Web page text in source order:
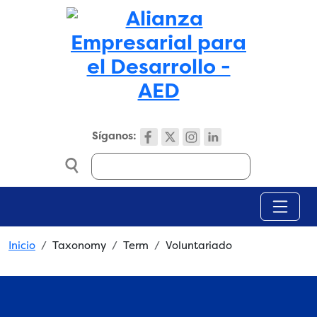
Skip to main content
Síganos:
Search
Breadcrumb
Inicio Taxonomy Term Voluntariado